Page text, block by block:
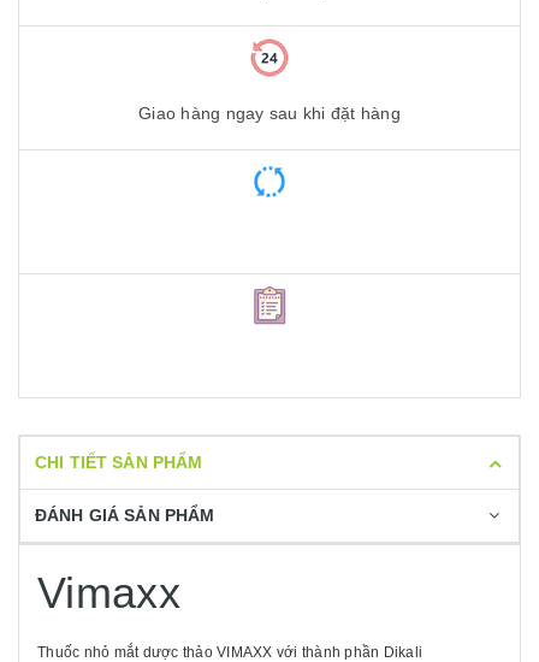
Giao hàng ngay sau khi đặt hàng
CHI TIẾT SẢN PHẨM
ĐÁNH GIÁ SẢN PHẨM
Vimaxx
Thuốc nhỏ mắt dược thảo VIMAXX với thành phần Dikali